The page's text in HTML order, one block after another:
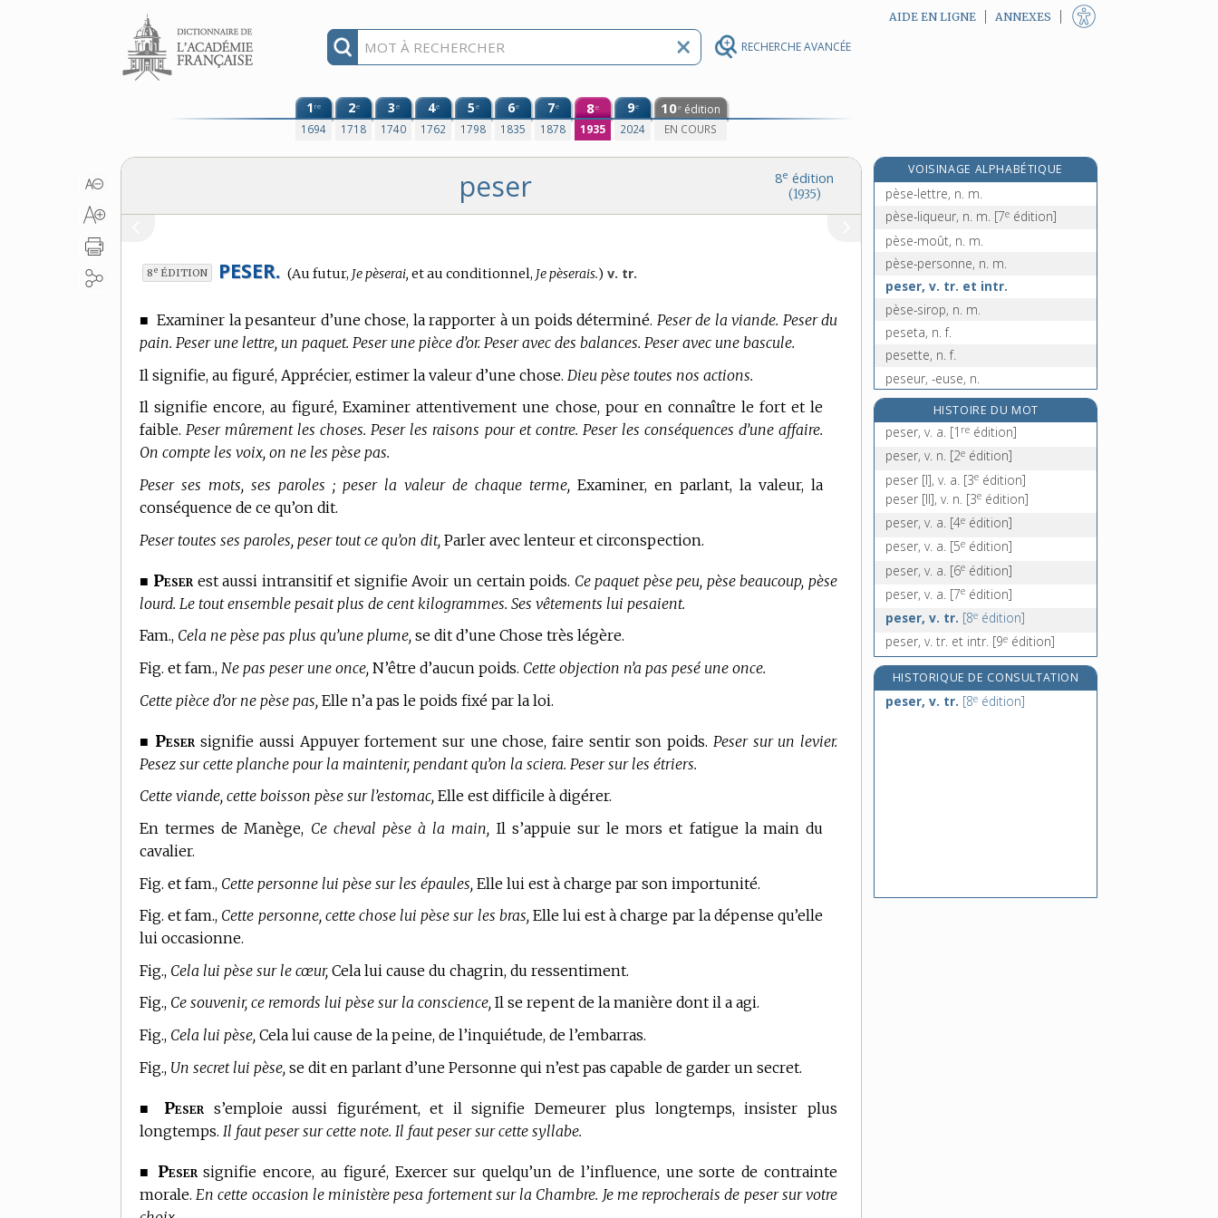
RECHERCHE AVANCÉE
Aller au contenu AIDE EN LIGNE ANNEXES
1re
1694
2e
1718
3e
1740
4e
1762
5e
1798
6e
1835
7e
1878
8e
1935
9e
2024
10e édition
EN COURS
8e édition
(1935)
peser
8e ÉDITION PESER. Conjugaison
(Au futur, Je pèserai, et au conditionnel, Je pèserais.) v. tr.
■Examiner la pesanteur d’une chose, la rapporter à un poids déterminé. Peser de la viande. Peser du
pain. Peser une lettre, un paquet. Peser une pièce d’or. Peser avec des balances. Peser avec une bascule.
Il signifie, au figuré, Apprécier, estimer la valeur d’une chose. Dieu pèse toutes nos actions.
Il signifie encore, au figuré, Examiner attentivement une chose, pour en connaître le fort et le
faible.Peser mûrement les choses. Peser les raisons pour et contre. Peser les conséquences d’une affaire.
On compte les voix, on ne les pèse pas.
Peser ses mots, ses paroles ; peser la valeur de chaque terme, Examiner, en parlant, la valeur, la
conséquence de ce qu’on dit.
Peser toutes ses paroles, peser tout ce qu’on dit, Parler avec lenteur et circonspection.
■ Peser est aussi intransitif et signifie Avoir un certain poids. Ce paquet pèse peu, pèse beaucoup, pèse
lourd. Le tout ensemble pesait plus de cent kilogrammes. Ses vêtements lui pesaient.
Fam., Cela ne pèse pas plus qu’une plume, se dit d’une Chose très légère.
Fig. et fam., Ne pas peser une once, N’être d’aucun poids. Cette objection n’a pas pesé une once.
Cette pièce d’or ne pèse pas, Elle n’a pas le poids fixé par la loi.
■ Peser signifie aussi Appuyer fortement sur une chose, faire sentir son poids. Peser sur un levier.
Pesez sur cette planche pour la maintenir, pendant qu’on la sciera. Peser sur les étriers.
Cette viande, cette boisson pèse sur l’estomac, Elle est difficile à digérer.
Entermes de Manège, Ce cheval pèse à la main, Il s’appuie sur le mors et fatigue la main du
cavalier.
Fig. et fam., Cette personne lui pèse sur les épaules, Elle lui est à charge par son importunité.
Fig. et fam., Cette personne, cette chose lui pèse sur les bras,Elle lui est à charge par la dépense qu’elle
lui occasionne.
Fig., Cela lui pèse sur le cœur, Cela lui cause du chagrin, du ressentiment.
Fig., Ce souvenir, ce remords lui pèse sur la conscience, Il se repent de la manière dont il a agi.
Fig., Cela lui pèse, Cela lui cause de la peine, de l’inquiétude, de l’embarras.
Fig., Un secret lui pèse, se dit en parlant d’une Personne qui n’est pas capable de garder un secret.
■ Peser s’emploie aussi figurément, et il signifie Demeurer plus longtemps, insister plus
longtemps. Il faut peser sur cette note. Il faut peser sur cette syllabe.
■ Pesersignifie encore, au figuré, Exercer sur quelqu’un de l’influence, une sorte de contrainte
morale. En cette occasion le ministère pesa fortement sur la Chambre. Je me reprocherais de peser sur votre
VOISINAGE ALPHABÉTIQUE
pèse-lait, n. m.
pèse-lettre, n. m.
pèse-liqueur, n. m. [7e édition]
pèse-moût, n. m.
pèse-personne, n. m.
peser, v. tr. et intr.
pèse-sirop, n. m.
peseta, n. f.
pesette, n. f.
peseur, -euse, n.
peso, n. m.
peson, n. m.
pessaire, n. m.
pessimisme, n. m.
HISTOIRE DU MOT
peser, v. a. [1 re édition]
peser, v. n. [2e édition]
peser [I], v. a. [3e édition]
peser [II], v. n. [3e édition]
peser, v. a. [4e édition]
peser, v. a. [5e édition]
peser, v. a. [6e édition]
peser, v. a. [7e édition]
peser, v. tr. [8e édition]
peser, v. tr. et intr. [9e édition]
HISTORIQUE DE CONSULTATION
peser, v. tr. [8e édition]